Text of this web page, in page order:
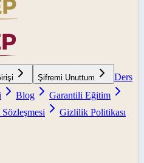
Şifremi Unuttum
Ders
Blog
Garantili Eğitim
Gizlilik Politikası